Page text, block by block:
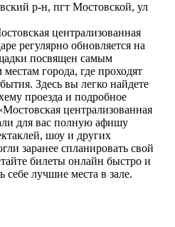
р-н, пгт Мостовской, ул
централизованная
регулярно обновляется на
посвящен самым
города, где проходят
Здесь вы легко найдете
проезда и подробное
централизованная
для вас полную афишу
шоу и других
заранее спланировать свой
билеты онлайн быстро и
себе лучшие места в зале.